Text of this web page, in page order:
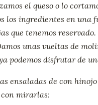
el queso o lo
los ingredientes en una
que tenemos
unas vueltas de
podemos disfrutar de
ensaladas de con
mirarlas: